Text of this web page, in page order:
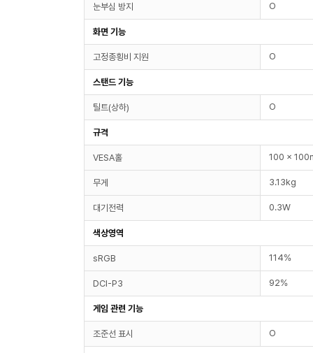
눈부심 방지 O
화면 기능
고정종횡비 지원 O
스탠드 기능
틸트(상하) O
규격
VESA홀 100 x
무게 3.13kg
대기전력 0.3W
색상영역
sRGB 114%
DCI-P3 92%
게임 관련 기능
조준선 표시 O